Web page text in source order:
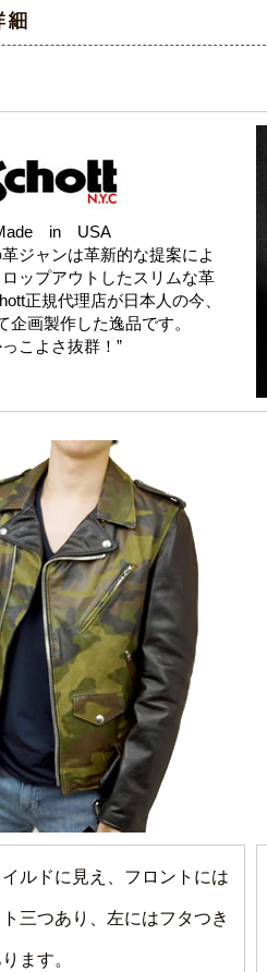
in USA
ジャンは革新的な提案によ
ップアウトしたスリムな革
正規代理店が日本人の今、
企画製作した逸品です。
っこよさ抜群！”
ルドに見え、フロントには
三つあり、左にはフタつき
ます。